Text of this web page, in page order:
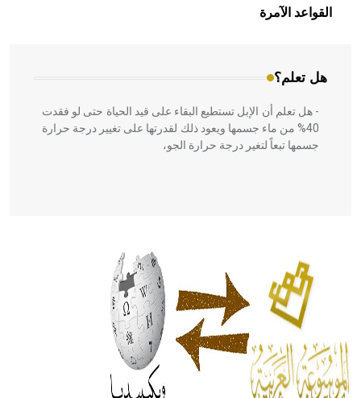
القواعد الآمرة
هل تعلم؟
بالعمارة الإسلامية في بلاد الشام ومصر خاصة، حيث يحرص
المعمار على بناء مداميكه وخاصة في الواجهات
- هل تعلم أن الإبل تستطيع البقاء على قيد الحياة حتى لو فقدت
40% من ماء جسمها ويعود ذلك لقدرتها على تغيير درجة حرارة
جسمها تبعاً لتغير درجة حرارة الجو،
الحكم، الأدلة، تنظيم التغذية، ورسالته في جروح الرأس. ويعود
له الفضل بأنه حرر الطب من الدين والفلسفة.
- هل تعلم أن المرجان إفراز حيواني يتكون في البحر ويتركب
من مادة كربونات الكلسيوم، وهو أحمر أو شديد الحمرة وهو
أجود أنواعه، ويمتاز بكبر الحجم ويسمى الش